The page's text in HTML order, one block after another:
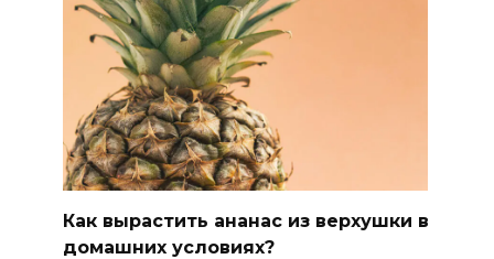
Как вырастить ананас из верхушки в
домашних условиях?